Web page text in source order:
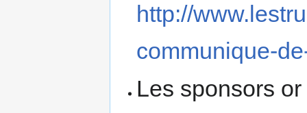
http://
communique-
Les sponsors